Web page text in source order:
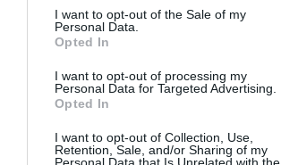
consent section.
I want to opt-out of the Sale of my
Personal Data.
Opted In
I want to opt-out of processing my
Personal Data for Targeted Advertising.
Opted In
I want to opt-out of Collection, Use,
Retention, Sale, and/or Sharing of my
Personal Data that Is Unrelated with the
Koltai Róbert életükről mesélt